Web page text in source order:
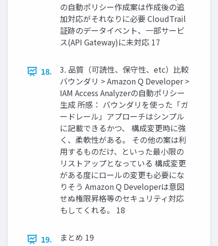
の自動ポリシー作成案は作成後の追
加対応がそれなりに必要 CloudTrail
証跡のデータイベント、一部サービ
ス(API Gateway)に未対応 17
18.
3. 品質（可読性、保守性、etc）比較
バウンダリ > Amazon Q Developer >
IAM Access Analyzerの自動ポリシー
生成 所感： バウンダリを使った「ガ
ードレール」アプローチはシンプル
に記載できるかつ、 構成変更時に強
く、柔軟性がある。 その他の案は利
用するものだけ、といった最小限の
リストアップとなっている 構成変更
がある度にロールの変更も必要にな
りそう Amazon Q Developerは意図
せぬ権限昇格等のセキュリティ対応
もしてくれる。 18
19. まとめ 19